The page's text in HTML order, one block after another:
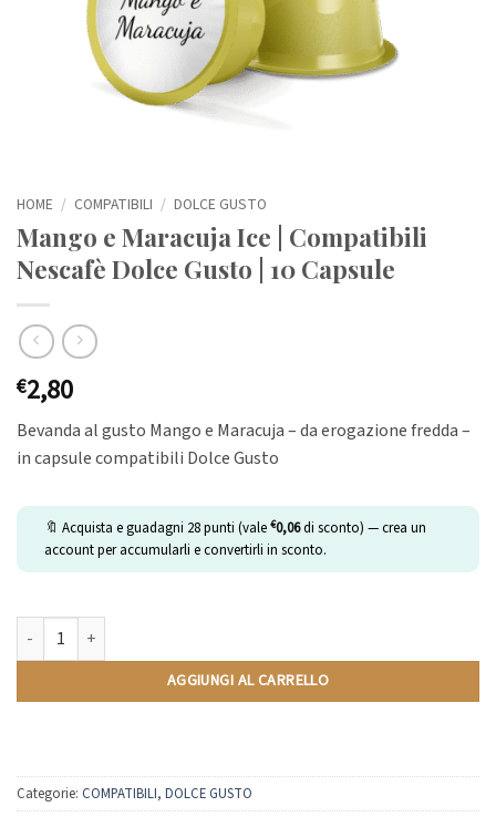
HOME / COMPATIBILI / DOLCE GUSTO
Mango e Maracuja Ice | Compatibili
Nescafè Dolce Gusto | 10 Capsule
€2,80
Bevanda al gusto Mango e Maracuja – da erogazione fredda –
in capsule compatibili Dolce Gusto
🔖 Acquista e guadagni 28punti (vale €0,06di sconto) — crea un
account per accumularli e convertirli in sconto.
Mango e Maracuja Ice | Compatibili Nescafè Dolce Gusto | 10 Capsule
AGGIUNGI AL CARRELLO
Categorie: COMPATIBILI, DOLCE GUSTO